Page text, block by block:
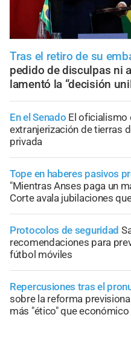
Tras el retiro de su
pedido de disculpas ni
lamentó la “decisión
En el Senado El oficialismo
extranjerización de tierras
privada
Tope en haberes pasivos
"Mientras Anses paga un
Corte avala jubilaciones
Protocolos de seguridad
recomendaciones para
fútbol móviles
Repercusiones tras el
sobre la reforma
más "ético" que económico